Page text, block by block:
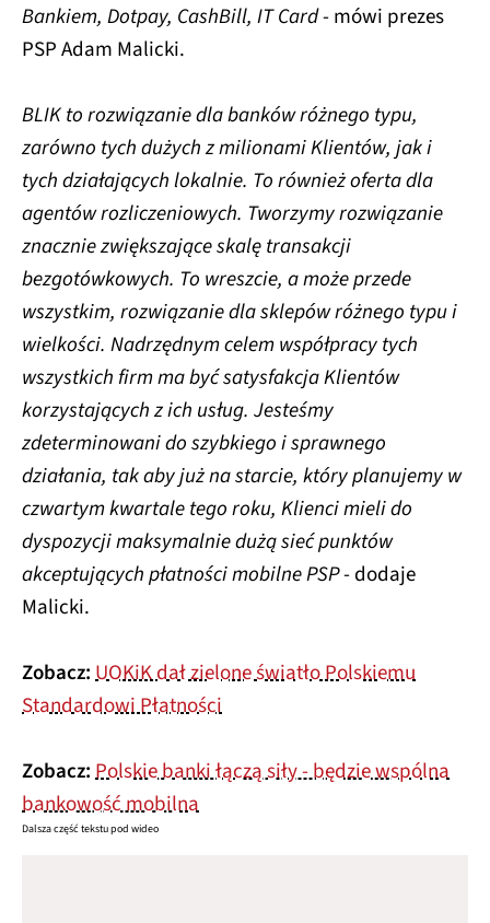
Bankiem, Dotpay, CashBill, IT Card- mówi prezes
PSP Adam Malicki.
BLIK to rozwiązanie dla banków różnego typu,
zarówno tych dużych z milionami Klientów, jak i
tych działających lokalnie. To również oferta dla
agentów rozliczeniowych. Tworzymy rozwiązanie
znacznie zwiększające skalę transakcji
bezgotówkowych. To wreszcie, a może przede
wszystkim, rozwiązanie dla sklepów różnego typu i
wielkości. Nadrzędnym celem współpracy tych
wszystkich firm ma być satysfakcja Klientów
korzystających z ich usług. Jesteśmy
zdeterminowani do szybkiego i sprawnego
działania, tak aby już na starcie, który planujemy w
czwartym kwartale tego roku, Klienci mieli do
dyspozycji maksymalnie dużą sieć punktów
akceptujących płatności mobilne PSP- dodaje
Malicki.
Zobacz:UOKiK dał zielone światło Polskiemu
Standardowi Płatności
Zobacz:Polskie banki łączą siły - będzie wspólna
bankowość mobilna
Dalsza część tekstu pod wideo